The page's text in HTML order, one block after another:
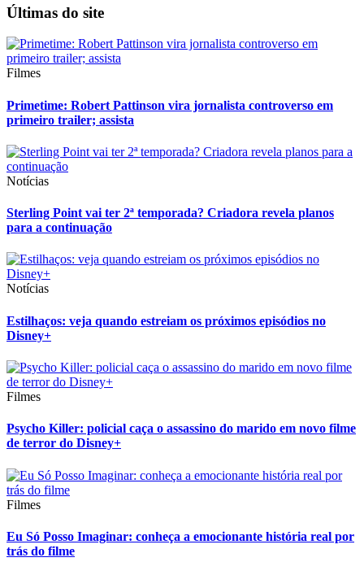
Últimas do site
Filmes
Primetime: Robert Pattinson vira jornalista controverso em
primeiro trailer; assista
Notícias
Sterling Point vai ter 2ª temporada? Criadora revela planos
para a continuação
Notícias
Estilhaços: veja quando estreiam os próximos episódios no
Disney+
Filmes
Psycho Killer: policial caça o assassino do marido em novo filme
de terror do Disney+
Filmes
Eu Só Posso Imaginar: conheça a emocionante história real por
trás do filme